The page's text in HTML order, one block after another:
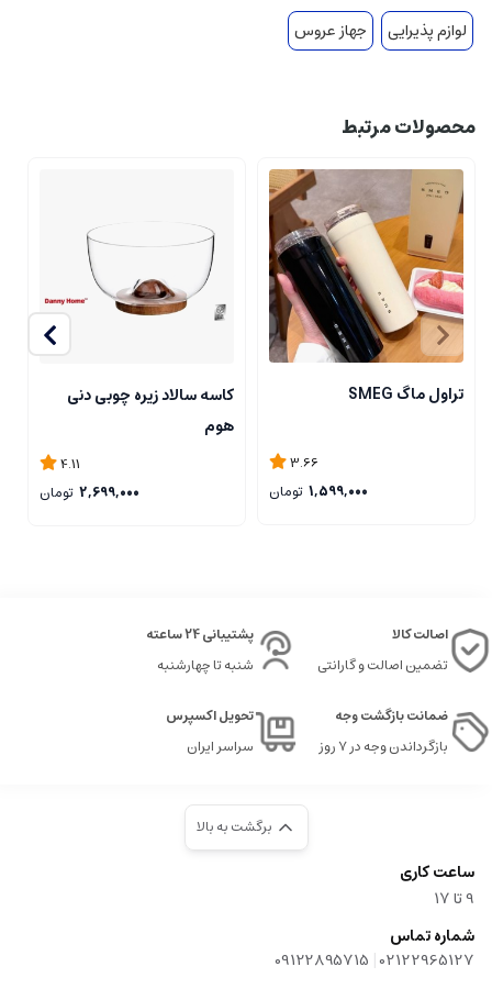
لوازم پذیرایی
جهاز عروس
محصولات مرتبط
تراول ماگ SMEG
3.66
1,599,000 تومان
کاسه سالاد زیره چوبی دنی
هوم
4.11
2,699,000 تومان
اصالت کالا
تضمین اصالت و گارانتی
پشتیبانی 24 ساعته
شنبه تا چهارشنبه
ضمانت بازگشت وجه
بازگرداندن وجه در ۷ روز
تحویل اکسپرس
سراسر ایران
برگشت به بالا
ساعت کاری
9‌ تا ۱۷
شماره تماس
02122965127
|
09122895715